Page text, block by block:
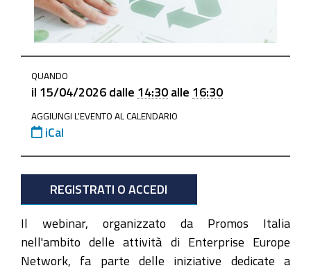
estero/internazionalizzazione/news/economia-
circolare-
la-
gestione-
dei-
rifiuti-
come-
QUANDO
il 15/04/2026 dalle 14:30 alle 16:30
AGGIUNGI L'EVENTO AL CALENDARIO
iCal
REGISTRATI O ACCEDI
Il webinar, organizzato da Promos Italia
nell'ambito delle attività di Enterprise Europe
Network, fa parte delle iniziative dedicate a